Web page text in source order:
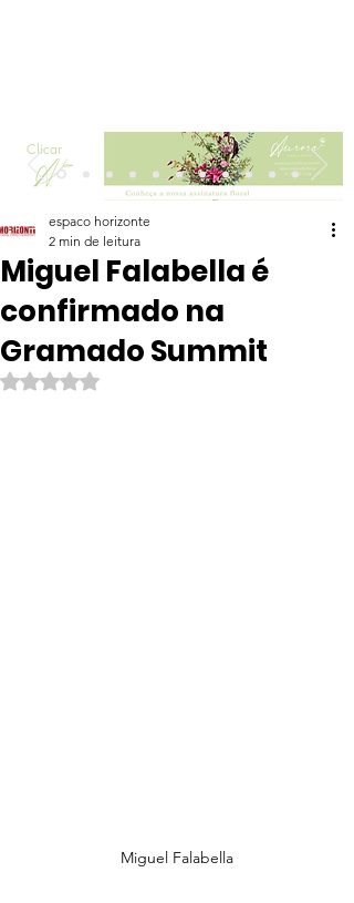
Clicar
Miguel Falabella é
confirmado na
Gramado Summit
espaco horizonte
2 min de leitura
Avaliado com NaN de 5 estrelas.
Miguel Falabella